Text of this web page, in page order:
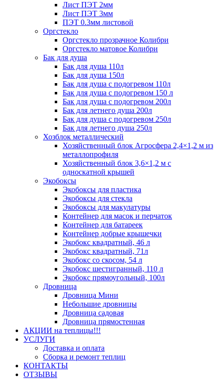
Лист ПЭТ 2мм
Лист ПЭТ 3мм
ПЭТ 0.3мм листовой
Оргстекло
Оргстекло прозрачное Колибри
Оргстекло матовое Колибри
Бак для душа
Бак для душа 110л
Бак для душа 150л
Бак для душа с подогревом 110л
Бак для душа с подогревом 150 л
Бак для душа с подогревом 200л
Бак для летнего душа 200л
Бак для душа с подогревом 250л
Бак для летнего душа 250л
Хозблок металлический
Хозяйственный блок Агросфера 2,4×1,2 м из
металлопрофиля
Хозяйственный блок 3,6×1,2 м с
односкатной крышей
Экобоксы
Экобоксы для пластика
Экобоксы для стекла
Экобоксы для макулатуры
Контейнер для масок и перчаток
Контейнер для батареек
Контейнер добрые крышечки
Экобокс квадратный, 46 л
Экобокс квадратный, 71л
Экобокс со скосом, 54 л
Экобокс шестигранный, 110 л
Экобокс прямоугольный, 100л
Дровница
Дровница Мини
Небольшие дровницы
Дровница садовая
Дровница прямостенная
АКЦИИ на теплицы!!!
УСЛУГИ
Доставка и оплата
Сборка и ремонт теплиц
КОНТАКТЫ
ОТЗЫВЫ